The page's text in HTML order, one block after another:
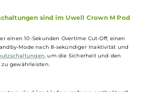
die großartige RDL und DL Dampferfahrung
1000 mAh Akku und dem 4,0 ml
das Kit ideal für den täglichen Gebrauch.
bietet das Uwell Crown M Pod Kit?
0,42-Zoll-OLED-Monochrom-Display, ein griffig